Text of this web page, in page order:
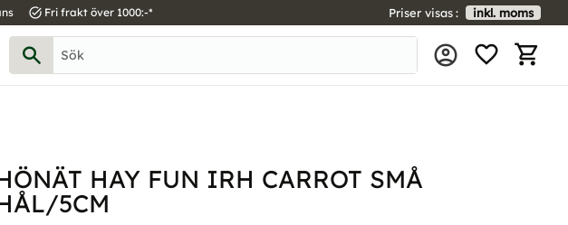
task_alt Fri frakt över 1000:-* Priser visas inkl. moms
HAY FUN IRH CARROT SMÅ
5CM